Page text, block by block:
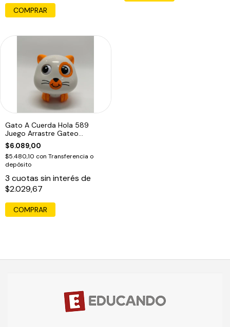
COMPRAR
Gato A Cuerda Hola 589
Juego Arrastre Gateo
Educando
$6.089,00
$5.480,10 con Transferencia o
depósito
3 cuotas sin interés de
$2.029,67
COMPRAR